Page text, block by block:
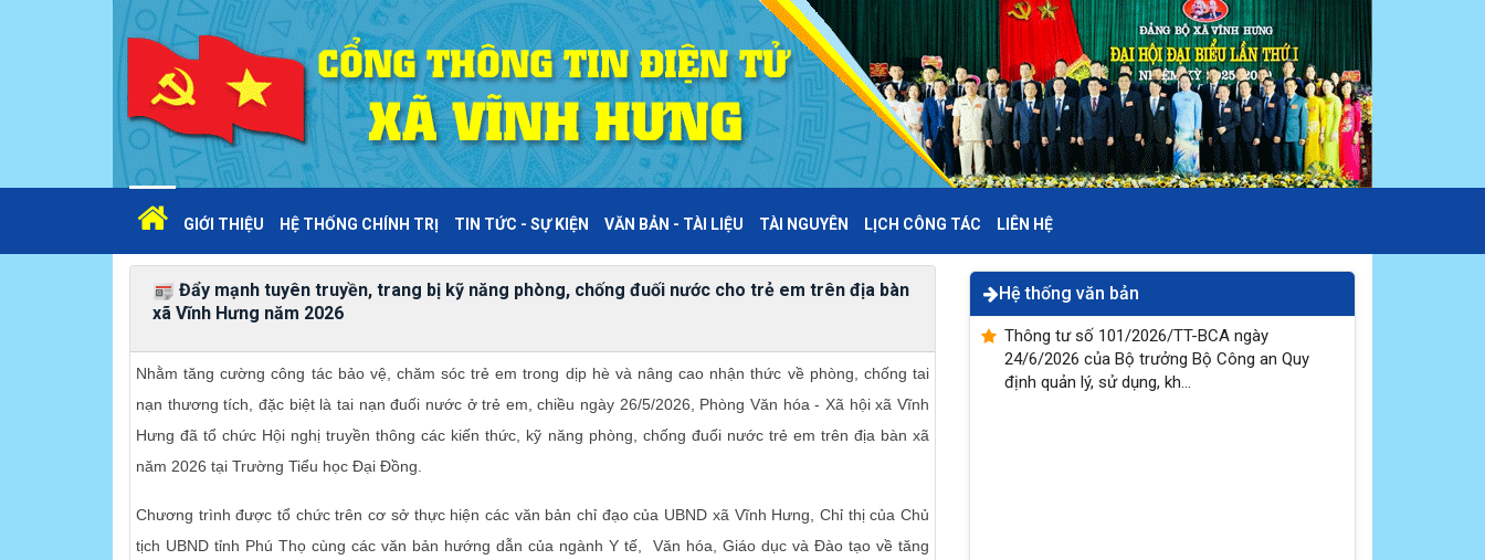
GIỚI THIỆU HỆ THỐNG CHÍNH TRỊ TIN TỨC - SỰ KIỆN VĂN BẢN - TÀI LIỆU TÀI NGUYÊN LỊCH CÔNG TÁC LIÊN HỆ
Đẩy mạnh tuyên truyền, trang bị kỹ năng phòng, chống đuối nước cho trẻ em trên địa bàn
xã Vĩnh Hưng năm 2026
Nhằm tăng cường công tác bảo vệ, chăm sóc trẻ em trong dịp hè và nâng cao nhận thức về phòng, chống tai
nạn thương tích, đặc biệt là tai nạn đuối nước ở trẻ em, chiều ngày 26/5/2026, Phòng Văn hóa - Xã hội xã Vĩnh
Hưng đã tổ chức Hội nghị truyền thông các kiến thức, kỹ năng phòng, chống đuối nước trẻ em trên địa bàn xã
năm 2026 tại Trường Tiểu học Đại Đồng.
Chương trình được tổ chức trên cơ sở thực hiện các văn bản chỉ đạo của UBND xã Vĩnh Hưng, Chỉ thị của Chủ
tịch UBND tỉnh Phú Thọ cùng các văn bản hướng dẫn của ngành Y tế, Văn hóa, Giáo dục và Đào tạo về tăng
Hệ thống văn bản
Thông tư số 101/2026/TT-BCA ngày
24/6/2026 của Bộ trưởng Bộ Công an Quy
định quản lý, sử dụng, kh...